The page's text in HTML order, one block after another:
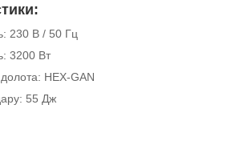
230 В / 50 Гц
3200 Вт
HEX-GAN
55 Дж